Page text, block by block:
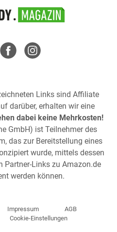
Links sind Affiliate
darüber, erhalten wir eine
dabei keine Mehrkosten!
GmbH) ist Teilnehmer des
das zur Bereitstellung eines
wurde, mittels dessen
Partner-Links zu Amazon.de
werden können.
Impressum
AGB
Cookie-Einstellungen